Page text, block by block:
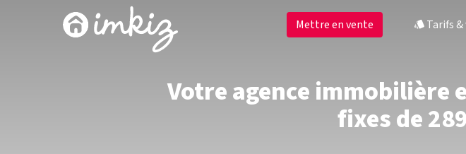
Mettre en vente Tarifs
Votre agence immobilière
fixes de